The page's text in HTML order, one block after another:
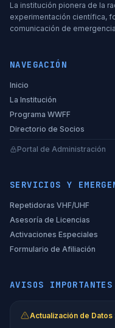
La institución pionera de la
experimentación científica,
comunicación de
NAVEGACIÓN
Inicio
La Institución
Programa WWFF
Directorio de Socios
Portal de Administración
SERVICIOS Y
Repetidoras VHF/UHF
Asesoría de Licencias
Activaciones Especiales
Formulario de Afiliación
AVISOS IMPORTANTES
Actualización de